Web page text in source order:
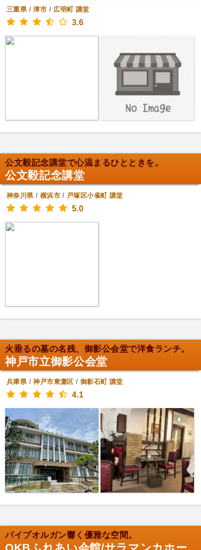
三重県/津市 / 広明町 講堂
3.6
公文毅記念講堂で心温まるひとときを。
公文毅記念講堂
神奈川県/ 横浜市/ 戸塚区小雀町 講堂
5.0
火垂るの墓の名残、御影公会堂で洋食ランチ。
神戸市立御影公会堂
兵庫県/神戸市東灘区 / 御影石町 講堂
4.1
パイプオルガン響く優雅な空間。